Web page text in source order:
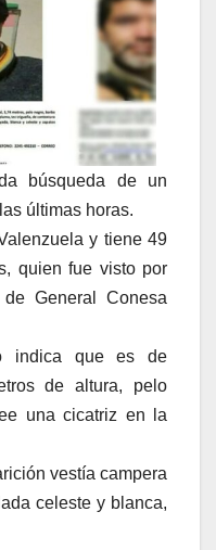
búsqueda de un
últimas horas.
y tiene 49
quien fue visto por
General Conesa
indica que es de
de altura, pelo
una cicatriz en la
vestía campera
celeste y blanca,